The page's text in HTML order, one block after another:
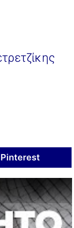
Share
on
Pinterest